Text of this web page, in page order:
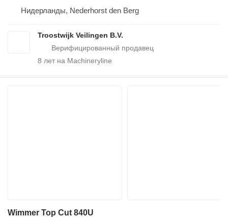
Нидерланды, Nederhorst den Berg
Troostwijk Veilingen B.V.
8 лет на Machineryline
Wimmer Top Cut 840U